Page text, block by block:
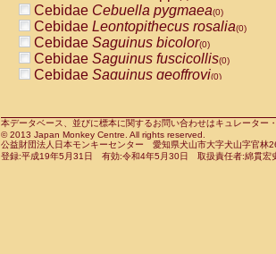
CercopithecidaeCercocebus
CercopithecidaeCercocebus
CercopithecidaeCercocebus
CercopithecidaeCercocebus
CercopithecidaeCercocebushybrid
CercopithecidaePapio anubis(0)
CercopithecidaePapio cynocephalus
CercopithecidaePapio hamadryas(0)
Cebidae Cebuella pygmaea(0)
Cebidae Leontopithecus rosalia(0)
Cebidae Saguinus bicolor(0)
Cebidae Saguinus fuscicollis(0)
Cebidae Saguinus geoffroyi(0)
CebidaeSaguinus leucopus(0)
CebidaeSaguinus midas(0)
Cebidae Saguinus mystax(0)
本データベース、並びに標本に関するお問い合わせはキュレータ
© 2013 Japan Monkey Centre. All rights reserved.
公益財団法人日本モンキーセンター 愛知県犬山市大字犬山字官
登録:平成19年5月31日 有効:令和4年5月30日 取扱責任者:綿貫宏